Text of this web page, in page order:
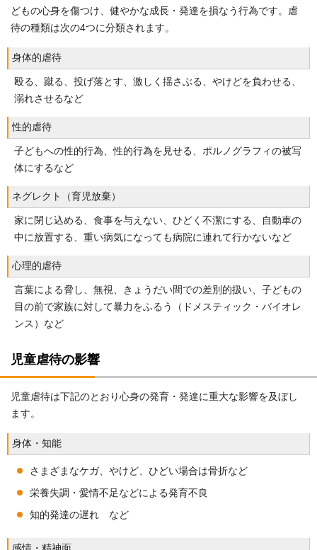
どもの心身を傷つけ、健やかな成長・発達を損なう行為です。虐
待の種類は次の4つに分類されます。
身体的虐待
殴る、蹴る、投げ落とす、激しく揺さぶる、やけどを負わせる、
溺れさせるなど
性的虐待
子どもへの性的行為、性的行為を見せる、ポルノグラフィの被写
体にするなど
ネグレクト（育児放棄）
家に閉じ込める、食事を与えない、ひどく不潔にする、自動車の
中に放置する、重い病気になっても病院に連れて行かないなど
心理的虐待
言葉による脅し、無視、きょうだい間での差別的扱い、子どもの
目の前で家族に対して暴力をふるう（ドメスティック・バイオレ
ンス）など
児童虐待の影響
児童虐待は下記のとおり心身の発育・発達に重大な影響を及ぼし
ます。
身体・知能
さまざまなケガ、やけど、ひどい場合は骨折など
栄養失調・愛情不足などによる発育不良
知的発達の遅れ など